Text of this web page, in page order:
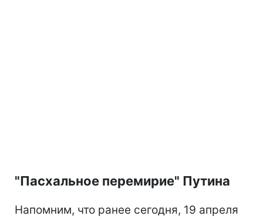
"Пасхальное перемирие" Путина
Напомним, что ранее сегодня, 19 апреля